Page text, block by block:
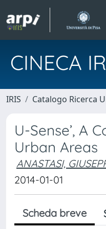
CINECA
IRIS Catalogo Ricerca
U-Sense’, A
Urban Areas
ANASTASI,
2014-01-01
Scheda breve